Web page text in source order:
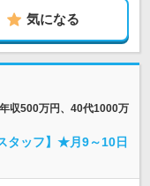
気になる
収500万円、40代1000万
タッフ】★月9～10日